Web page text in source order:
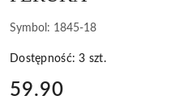
Symbol: 1845-18
Dostępność:3 szt.
cena:
59.90